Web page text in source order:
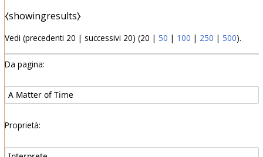
⧼showingresults⧽
Vedi (precedenti 20 | successivi 20) (20 | 50 | 100 | 250 | 500).
Da pagina:
Proprietà: